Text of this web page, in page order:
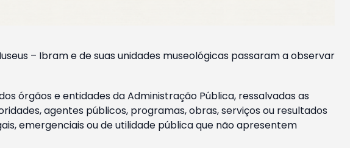
– Ibram e de suas unidades museológicas passaram a observar
órgãos e entidades da Administração Pública, ressalvadas as
agentes públicos, programas, obras, serviços ou resultados
emergenciais ou de utilidade pública que não apresentem